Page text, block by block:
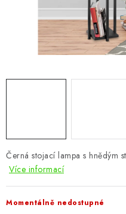
DOPLŇKY A DEKORACE
ZAHRADA
OSTATNÍ
VÝPRODEJ
Vše o nákupu
Černá stojací lampa s hnědým
Více informací
Momentálně nedostupné